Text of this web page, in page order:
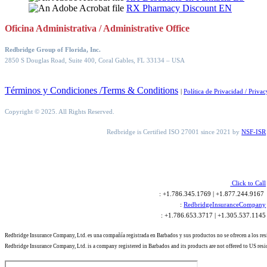
RX Pharmacy Discount EN
Oficina Administrativa / Administrative Office
Redbridge Group of Florida, Inc.
2850 S Douglas Road, Suite 400, Coral Gables, FL 33134 – USA
Términos y Condiciones /Terms & Conditions | Política de Privacidad /
Copyright © 2025. All Rights Reserved.
Redbridge is Certified ISO 27001 since 2021 byNSF-ISR
Click to Call
: +1.786.345.1769 | +1.877.244.9167
:RedbridgeInsuranceCompany
: +1.786.653.3717 | +1.305.537.1145
Redbridge Insurance Company, Ltd. es una compañía registrada en Barbados y sus productos no se ofrecen a los
Redbridge Insurance Company, Ltd. is a company registered in Barbados and its products are not offered to US